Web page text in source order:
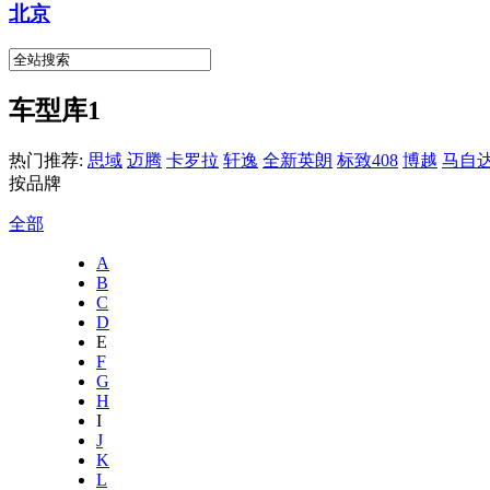
北京
车型库1
热门推荐: 思域 迈腾 卡罗拉 轩逸 全新英朗 标致408 博越 马自
按品牌
全部
A
B
C
D
E
F
G
H
I
J
K
L